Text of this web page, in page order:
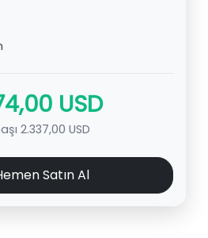
USD
2.337,00 USD
Satın Al